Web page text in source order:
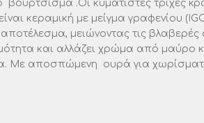
.Οι κυματιστές τρίχες
κεραμική με μείγμα γραφενίου
μειώνοντας τις βλαβερές
και αλλάζει χρώμα από μαύρο
Με αποσπώμενη ουρά για